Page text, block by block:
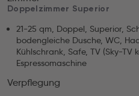
Doppelzimmer Superior
21-25 qm, Doppel, Superior,
bodengleiche Dusche, WC,
Kühlschrank, Safe, TV (Sky-TV
Espressomaschine
Verpflegung